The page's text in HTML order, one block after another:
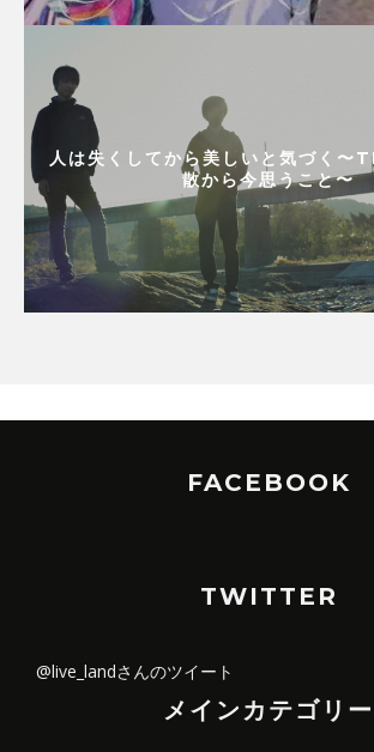
人は失くしてから美しいと気づく
散から今思うこと〜
FACEBOOK
TWITTER
@live_landさんのツイート
メインカテゴリー